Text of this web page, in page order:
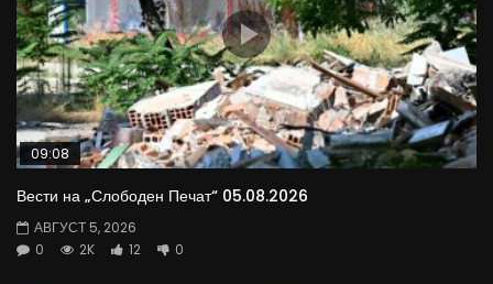
09:08
Вести на „Слободен Печат“ 05.08.2026
АВГУСТ 5, 2026
0
2K 12 0